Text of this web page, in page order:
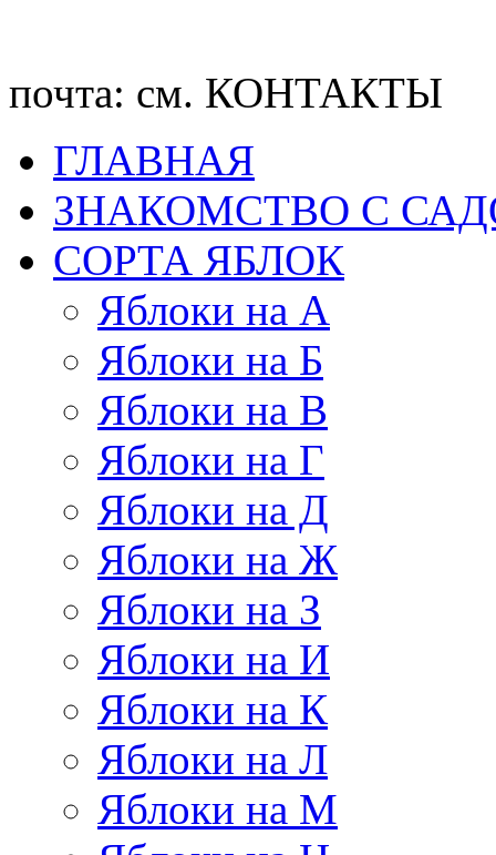
почта: см. КОНТАКТЫ
ГЛАВНАЯ
ЗНАКОМСТВО С
CОРТА ЯБЛОК
Яблоки на А
Яблоки на Б
Яблоки на В
Яблоки на Г
Яблоки на Д
Яблоки на Ж
Яблоки на З
Яблоки на И
Яблоки на К
Яблоки на Л
Яблоки на М